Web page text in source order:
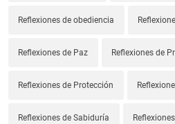
Reflexiones de obediencia
Reflexiones de Paz Reflexiones de
Reflexiones de Protección
Reflexiones de Sabiduría